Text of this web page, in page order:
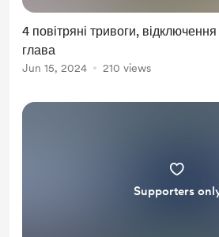
4 повітряні тривоги,
глава
Jun 15, 2024 210 views
Supporters